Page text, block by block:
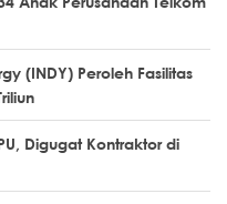
(INDY) Peroleh Fasilitas
Digugat Kontraktor di